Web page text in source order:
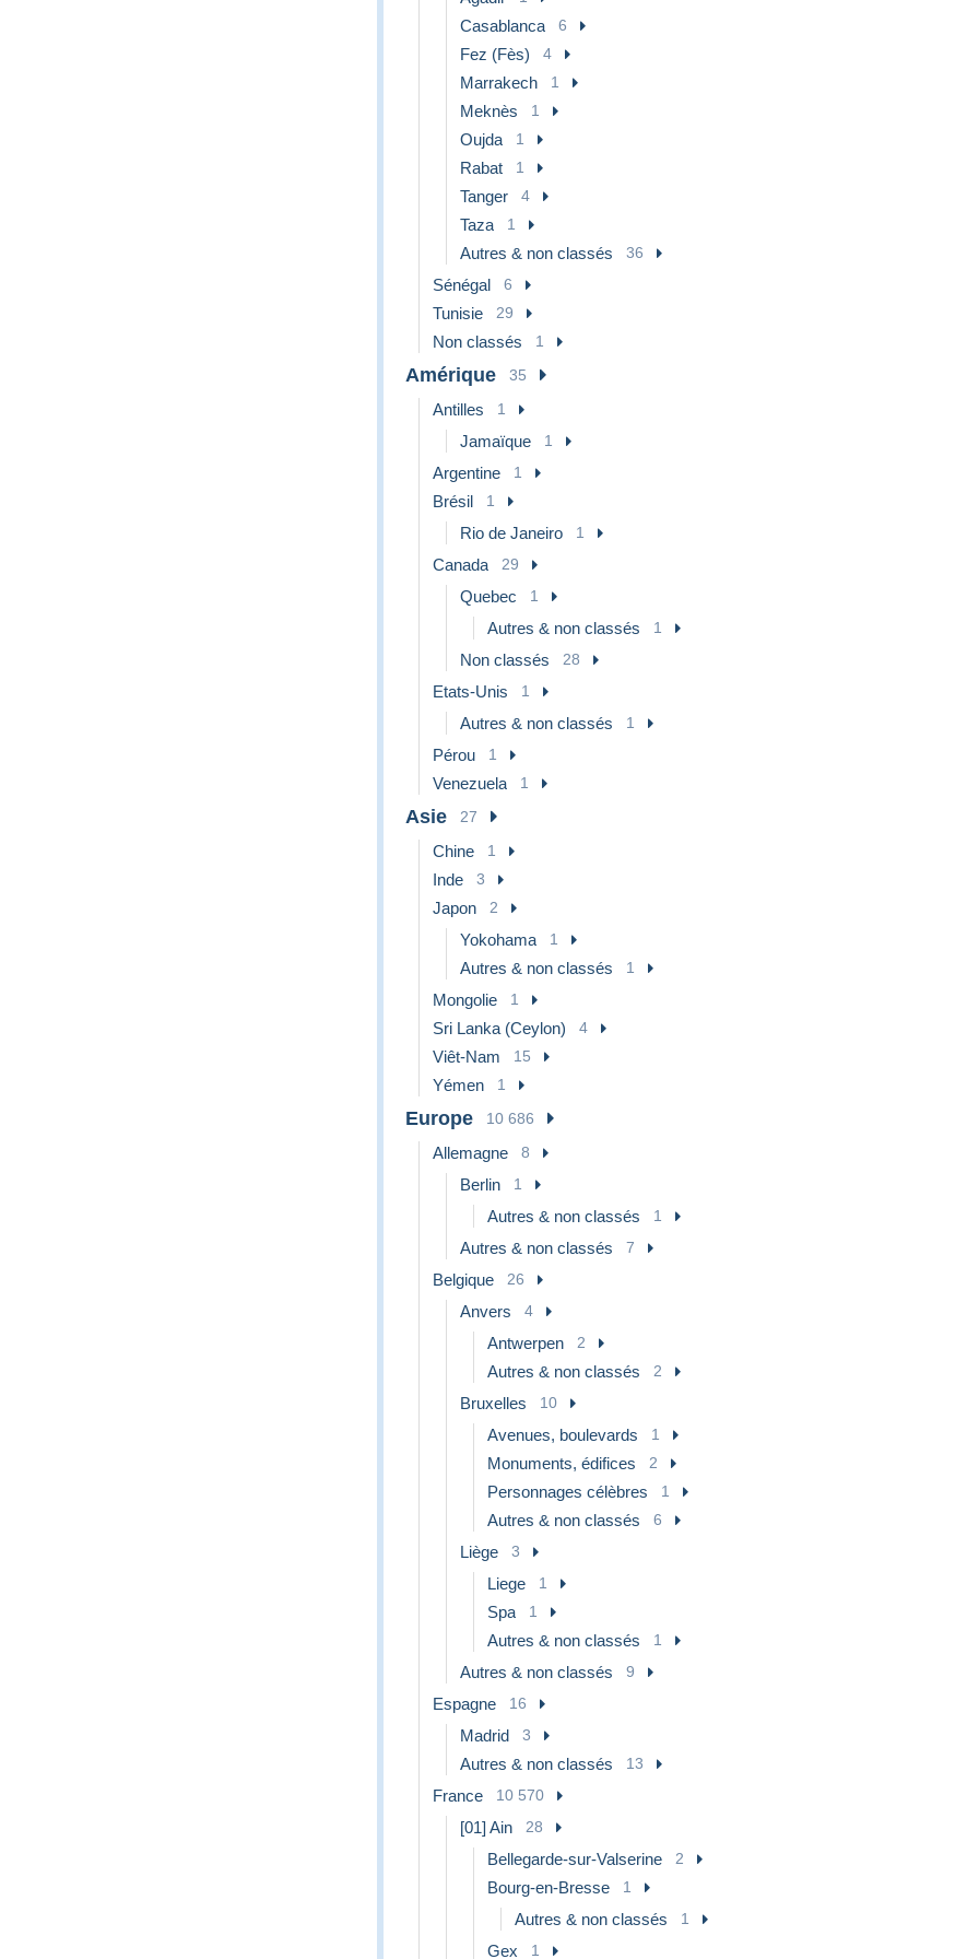
Casablanca 6
Fez (Fès) 4
Marrakech 1
Meknès 1
Oujda 1
Rabat 1
Tanger 4
Taza 1
Autres & non classés 36
Sénégal 6
Tunisie 29
Non classés 1
Amérique 35
Antilles 1
Jamaïque 1
Argentine 1
Brésil 1
Rio de Janeiro 1
Canada 29
Quebec 1
Autres & non classés 1
Non classés 28
Etats-Unis 1
Autres & non classés 1
Pérou 1
Venezuela 1
Asie 27
Chine 1
Inde 3
Japon 2
Yokohama 1
Autres & non classés 1
Mongolie 1
Sri Lanka (Ceylon) 4
Viêt-Nam 15
Yémen 1
Europe 10 686
Allemagne 8
Berlin 1
Autres & non classés 1
Autres & non classés 7
Belgique 26
Anvers 4
Antwerpen 2
Autres & non classés 2
Bruxelles 10
Avenues, boulevards 1
Monuments, édifices 2
Personnages célèbres 1
Autres & non classés 6
Liège 3
Liege 1
Spa 1
Autres & non classés 1
Autres & non classés 9
Espagne 16
Madrid 3
Autres & non classés 13
France 10 570
[01] Ain 28
Bellegarde-sur-Valserine 2
Bourg-en-Bresse 1
Autres & non classés 1
Gex 1